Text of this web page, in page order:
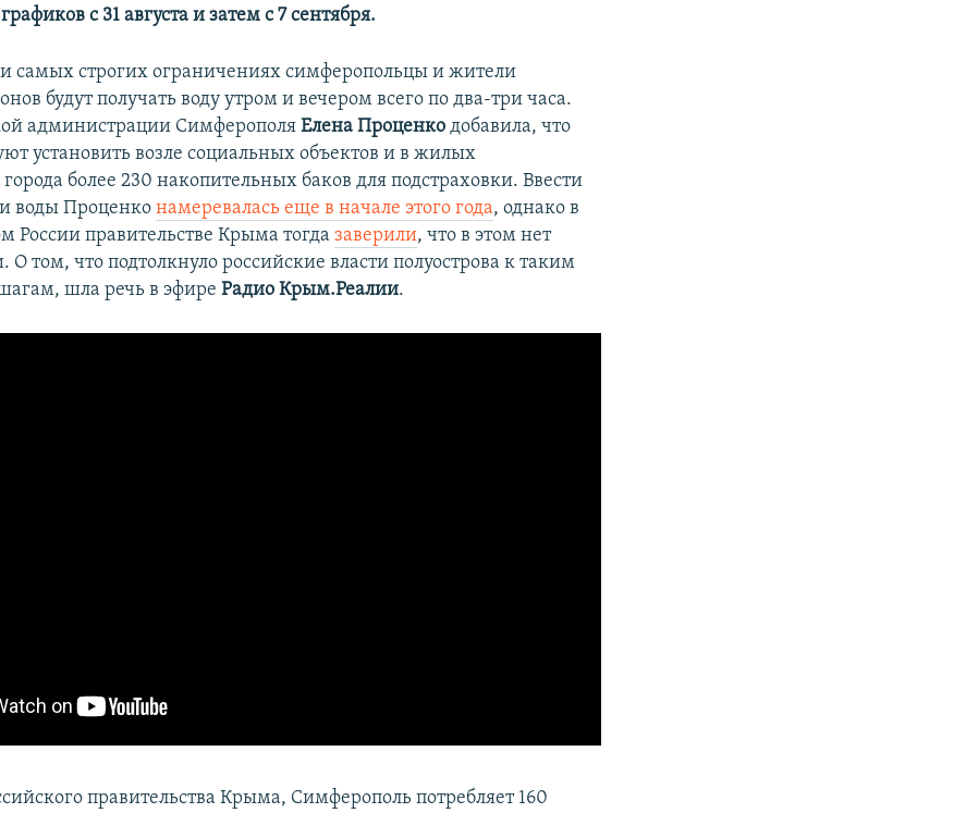
с 31 августа и затем с 7 сентября.
самых строгих ограничениях симферопольцы и жители
будут получать воду утром и вечером всего по два-три часа.
администрации СимферополяЕлена Проценко добавила, что
установить возле социальных объектов и в жилых
более 230 накопительных баков для подстраховки. Ввести
воды Проценконамеревалась еще в начале этого года, однако в
России правительстве Крыма тогдазаверили, что в этом нет
О том, что подтолкнуло российские власти полуострова к таким
шла речь в эфиреРадио Крым.Реалии.
правительства Крыма, Симферополь потребляет 160